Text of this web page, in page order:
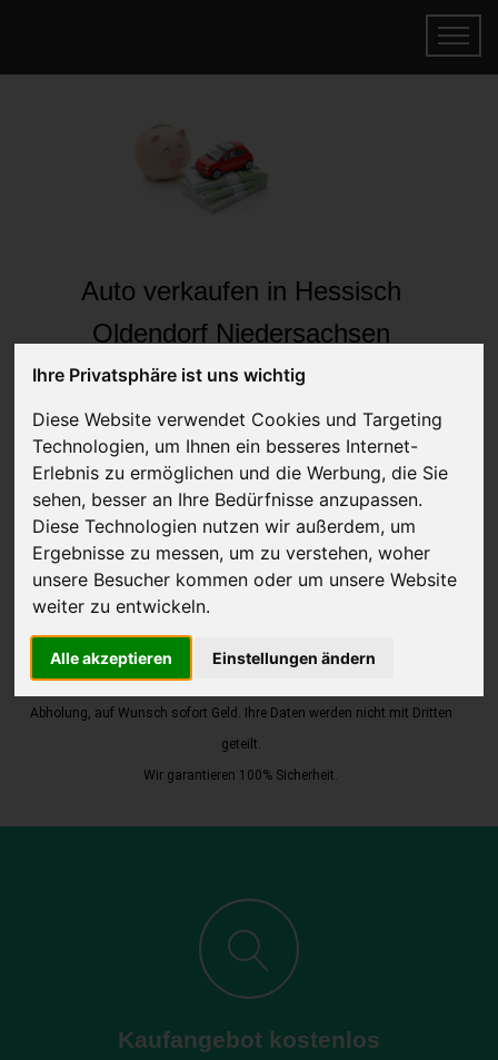
Ihre Privatsphäre ist uns wichtig
Diese Website verwendet Cookies und Targeting
Technologien, um Ihnen ein besseres Internet-
Erlebnis zu ermöglichen und die Werbung, die Sie
sehen, besser an Ihre Bedürfnisse anzupassen.
Diese Technologien nutzen wir außerdem, um
Ergebnisse zu messen, um zu verstehen, woher
unsere Besucher kommen oder um unsere Website
weiter zu entwickeln.
Alle akzeptieren Einstellungen ändern
Auto verkaufen in Hessisch
Oldendorf Niedersachsen
(Deutschland)
Online Auto verkaufen & gratis abholen
lassen
Auf Wunsch sofort Geld für Ihr Auto erhalten
Kostenloses Angebotfür den Ankauf Ihres Autos inklusive der
Abholung, auf Wunsch sofort Geld. Ihre Daten werden nicht mit Dritten
geteilt.
Wir garantieren 100% Sicherheit.
Kaufangebot kostenlos